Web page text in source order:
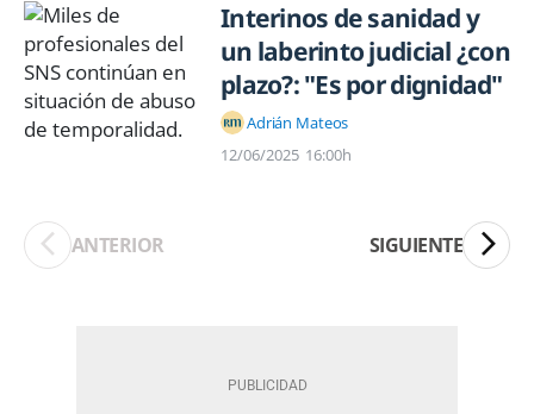
Interinos de sanidad y
un laberinto judicial ¿con
plazo?: "Es por dignidad"
Adrián Mateos
12/06/2025 16:00h
ANTERIOR SIGUIENTE